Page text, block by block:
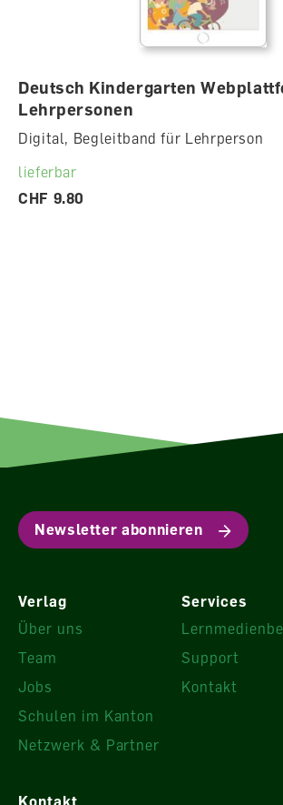
Deutsch Kindergarten
Lehrpersonen
Digital, Begleitband für Lehrperson
lieferbar
CHF 9.80
Newsletter abonnieren
Verlag
Über uns
Team
Jobs
Schulen im Kanton
Netzwerk & Partner
Services
Support
Kontakt